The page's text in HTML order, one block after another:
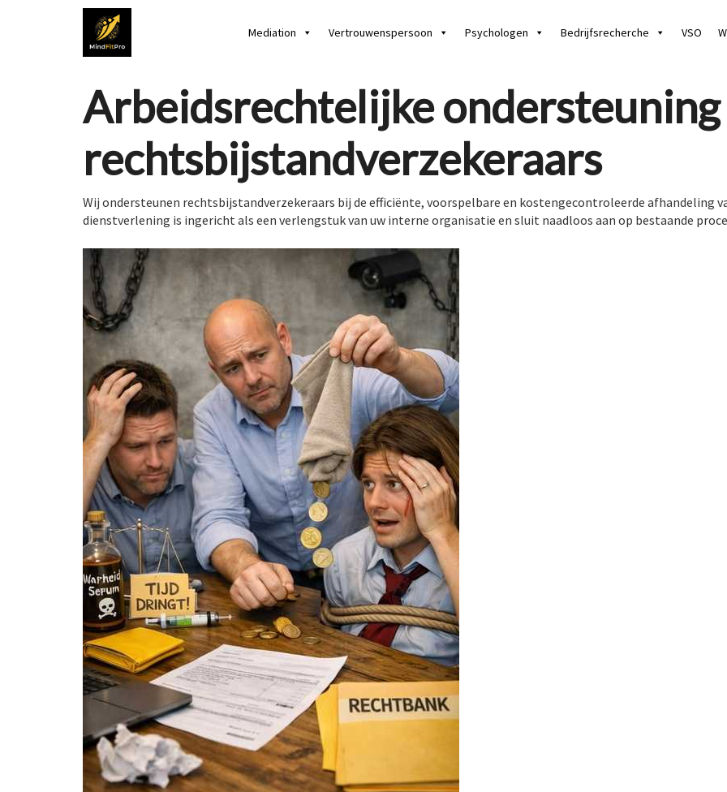
Mediation Vertrouwenspersoon Psychologen Bedrijfsrecherche VSO
Arbeidsrechtelijke
rechtsbijstandverzekeraars
Wij ondersteunen rechtsbijstandverzekeraars bij de efficiënte, voorspelbare en kostengecontroleerde afhandeling
dienstverlening is ingericht als een verlengstuk van uw interne organisatie en sluit naadloos aan op bestaande